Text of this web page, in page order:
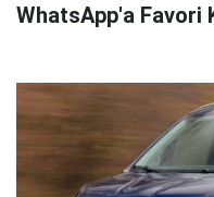
WhatsApp'a Favori